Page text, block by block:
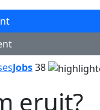
Jobs38
eruit?